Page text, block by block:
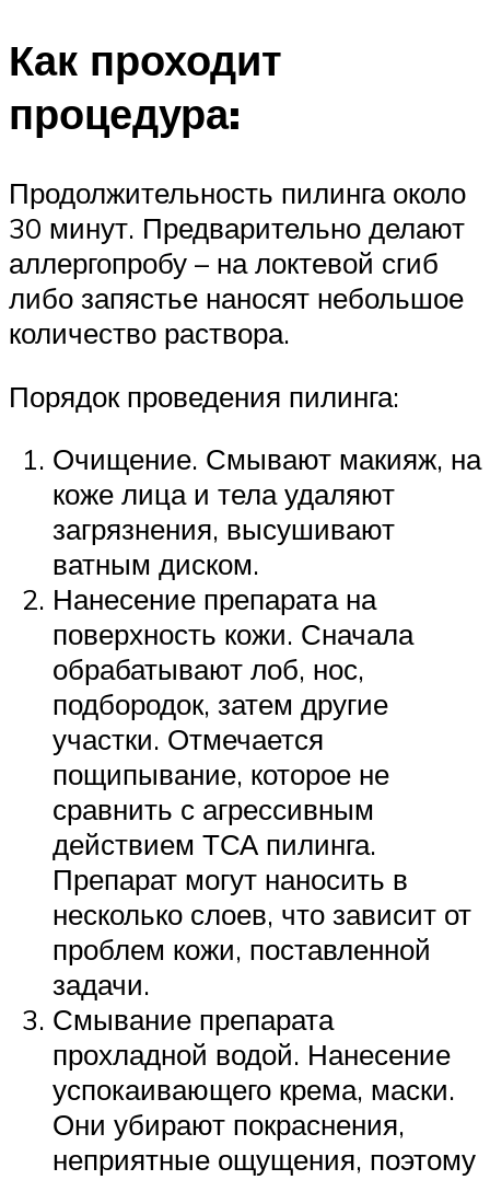
Как проходит
процедура:
Продолжительность пилинга около
30 минут. Предварительно делают
аллергопробу – на локтевой сгиб
либо запястье наносят небольшое
количество раствора.
Порядок проведения пилинга:
Очищение. Смывают макияж, на
коже лица и тела удаляют
загрязнения, высушивают
ватным диском.
Нанесение препарата на
поверхность кожи. Сначала
обрабатывают лоб, нос,
подбородок, затем другие
участки. Отмечается
пощипывание, которое не
сравнить с агрессивным
действием ТСА пилинга.
Препарат могут наносить в
несколько слоев, что зависит от
проблем кожи, поставленной
задачи.
Смывание препарата
прохладной водой. Нанесение
успокаивающего крема, маски.
Они убирают покраснения,
неприятные ощущения, поэтому